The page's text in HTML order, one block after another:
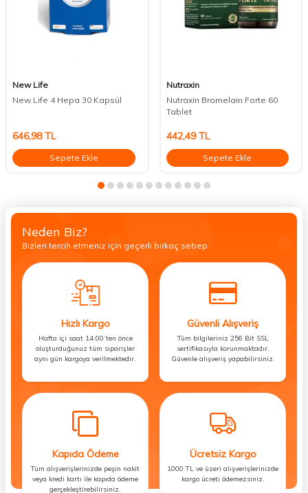
New Life
New Life 4 Hepa 30 Kapsül
646,98TL
Sepete Ekle
Nutraxin
Nutraxin Bromelain Forte 60
Tablet
442,49TL
Sepete Ekle
Neden Biz?
Bizleri tercih etmeniz için geçerli birkaç sebep.
Hızlı Kargo
Hafta içi saat 14:00’ten önce
oluşturduğunuz tüm siparişler
aynı gün kargoya verilmektedir.
Güvenli Alışveriş
Tüm bilgileriniz 256 Bit SSL
sertifikasıyla korunmaktadır.
Güvenle alışveriş yapabilirsiniz.
Kapıda Ödeme
Tüm alışverişlerinizde peşin nakit
veya kredi kartı ile kapıda ödeme
gerçekleştirebilirsiniz.
Ücretsiz Kargo
1000 TL ve üzeri alışverişlerinizde
kargo ücreti ödemezsiniz.